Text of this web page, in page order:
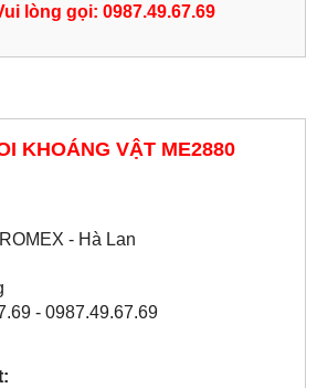
lòng gọi: 0987.49.67.69
KHOÁNG VẬT ME2880
- Hà Lan
- 0987.49.67.69